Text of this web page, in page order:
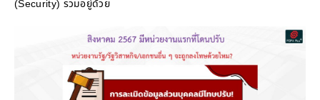
(Security) รวมอยู่ด้วย